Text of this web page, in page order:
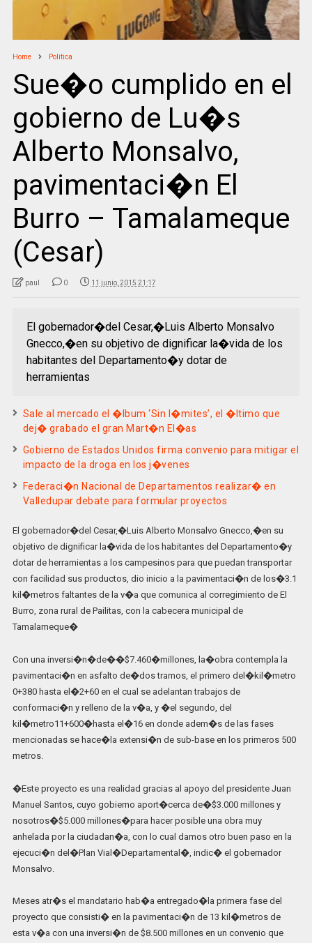
Home Politica
Sue�o cumplido en el
gobierno de Lu�s
Alberto Monsalvo,
pavimentaci�n El
Burro – Tamalameque
(Cesar)
paul 0 11 junio, 2015 21:17
El gobernador�del Cesar,�Luis Alberto Monsalvo
Gnecco,�en su objetivo de dignificar la�vida de los
habitantes del Departamento�y dotar de
herramientas
Sale al mercado el �lbum ‘Sin l�mites’, el �ltimo que
dej� grabado el gran Mart�n El�as
Gobierno de Estados Unidos firma convenio para mitigar el
impacto de la droga en los j�venes
Federaci�n Nacional de Departamentos realizar� en
Valledupar debate para formular proyectos
El gobernador�del Cesar,�Luis Alberto Monsalvo Gnecco,�en su
objetivo de dignificar la�vida de los habitantes del Departamento�y
dotar de herramientas a los campesinos para que puedan transportar
con facilidad sus productos, dio inicio a la pavimentaci�n de los�3.1
kil�metros faltantes de la v�a que comunica al corregimiento de El
Burro, zona rural de Pailitas, con la cabecera municipal de
Tamalameque�
Con una inversi�n�de��$7.460�millones, la�obra contempla la
pavimentaci�n en asfalto de�dos tramos, el primero del�kil�metro
0+380 hasta el�2+60 en el cual se adelantan trabajos de
conformaci�n y relleno de la v�a, y �el segundo, del
kil�metro11+600�hasta el�16 en donde adem�s de las fases
mencionadas se hace�la extensi�n de sub-base en los primeros 500
metros.
�Este proyecto es una realidad gracias al apoyo del presidente Juan
Manuel Santos, cuyo gobierno aport�cerca de�$3.000 millones y
nosotros�$5.000 millones�para hacer posible una obra muy
anhelada por la ciudadan�a, con lo cual damos otro buen paso en la
ejecuci�n del�Plan Vial�Departamental�, indic� el gobernador
Monsalvo.
Meses atr�s el mandatario hab�a entregado�la primera fase del
proyecto que consisti� en la pavimentaci�n de 13 kil�metros de
esta v�a con una inversi�n de $8.500 millones en un convenio que